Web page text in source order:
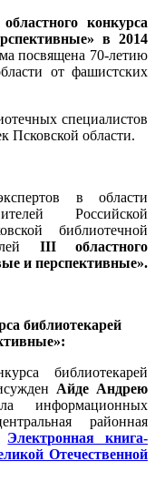
конкурса
в 2014
посвящена 70-летию
от фашистских
специалистов
Псковской области.
в области
Российской
библиотечной
IIIобластного
и перспективные».
библиотекарей
библиотекарей
Айде Андрею
информационных
районная
Электронная книга-
Отечественной